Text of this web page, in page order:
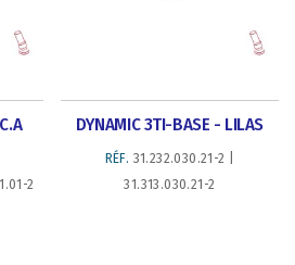
2
DYNAMIC 3TI-BASE - LILAS
RÉF. 31.232.030.21-2 |
31.313.030.21-2